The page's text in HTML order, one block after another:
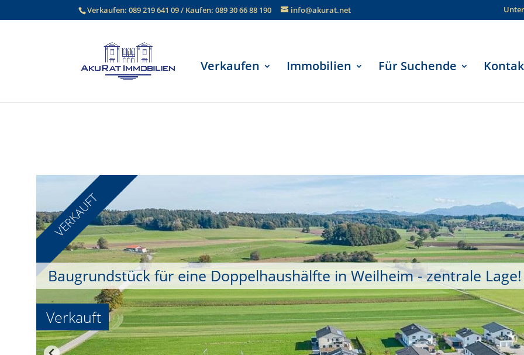
Verkaufen:089 219 641 09/ Kaufen:089 30 66 88 190 info@akurat.net
Verkaufen Immobilien Für Suchende
VERKAUFT
Baugrundstück für eine Doppelhaushälfte in Weilheim - zentrale Lage!
Verkauft